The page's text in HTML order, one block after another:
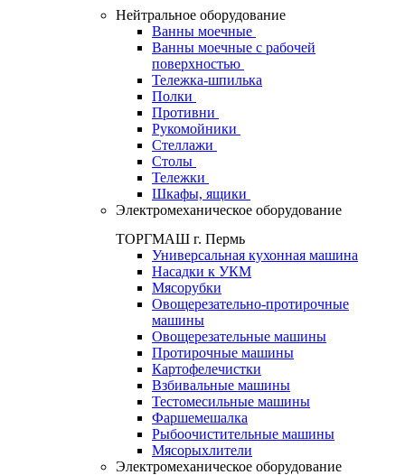
Нейтральное оборудование
Ванны моечные
Ванны моечные с рабочей
поверхностью
Тележка-шпилька
Полки
Противни
Рукомойники
Стеллажи
Столы
Тележки
Шкафы, ящики
Электромеханическое оборудование
ТОРГМАШ г. Пермь
Универсальная кухонная машина
Насадки к УКМ
Мясорубки
Овощерезательно-протирочные
машины
Овощерезательные машины
Протирочные машины
Картофелечистки
Взбивальные машины
Тестомесильные машины
Фаршемешалка
Рыбоочистительные машины
Мясорыхлители
Электромеханическое оборудование